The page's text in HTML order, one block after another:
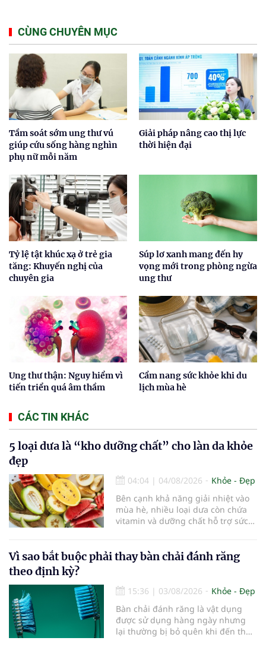
CÙNG CHUYÊN MỤC
Tầm soát sớm ung thư vú
giúp cứu sống hàng nghìn
phụ nữ mỗi năm
Giải pháp nâng cao thị lực
thời hiện đại
Tỷ lệ tật khúc xạ ở trẻ gia
tăng: Khuyến nghị của
chuyên gia
Súp lơ xanh mang đến hy
vọng mới trong phòng ngừa
ung thư
Ung thư thận: Nguy hiểm vì
tiến triển quá âm thầm
Cẩm nang sức khỏe khi du
lịch mùa hè
CÁC TIN KHÁC
5 loại dưa là “kho dưỡng chất” cho làn da khỏe
đẹp
04:04 | 04/08/2026
Khỏe - Đẹp
Bên cạnh khả năng giải nhiệt vào
mùa hè, nhiều loại dưa còn chứa
vitamin và dưỡng chất hỗ trợ sức
Vì sao bắt buộc phải thay bàn chải đánh răng
theo định kỳ?
15:36 | 03/08/2026
Khỏe - Đẹp
Bàn chải đánh răng là vật dụng
được sử dụng hàng ngày nhưng
lại thường bị bỏ quên khi đến thời